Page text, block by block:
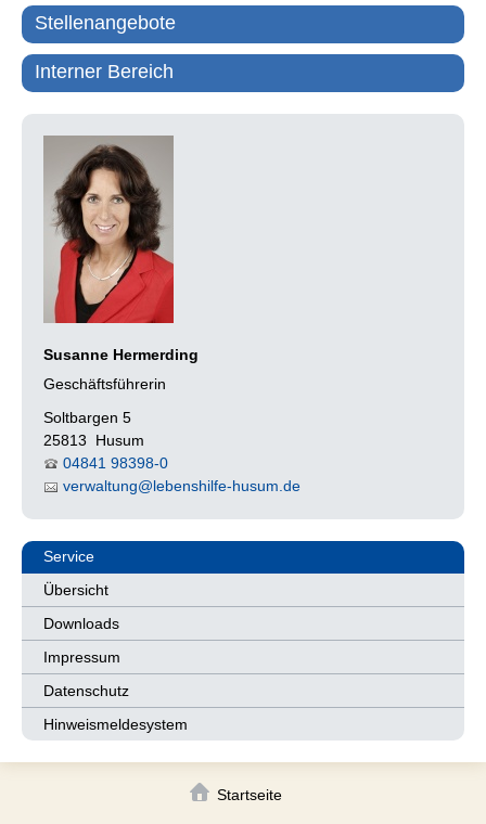
Stellenangebote
Interner Bereich
Susanne Hermerding
Geschäftsführerin
Soltbargen 5
25813 Husum
04841 98398-0
verwaltung@lebenshilfe-husum.de
Service
Übersicht
Downloads
Impressum
Datenschutz
Hinweismeldesystem
Startseite